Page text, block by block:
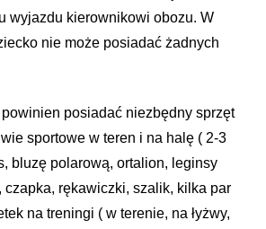
wyjazdu kierownikowi obozu. W
nie może posiadać żadnych
posiadać niezbędny sprzęt
sportowe w teren i na halę ( 2-3
bluzę polarową, ortalion, leginsy
czapka, rękawiczki, szalik, kilka par
na treningi ( w terenie, na łyżwy,